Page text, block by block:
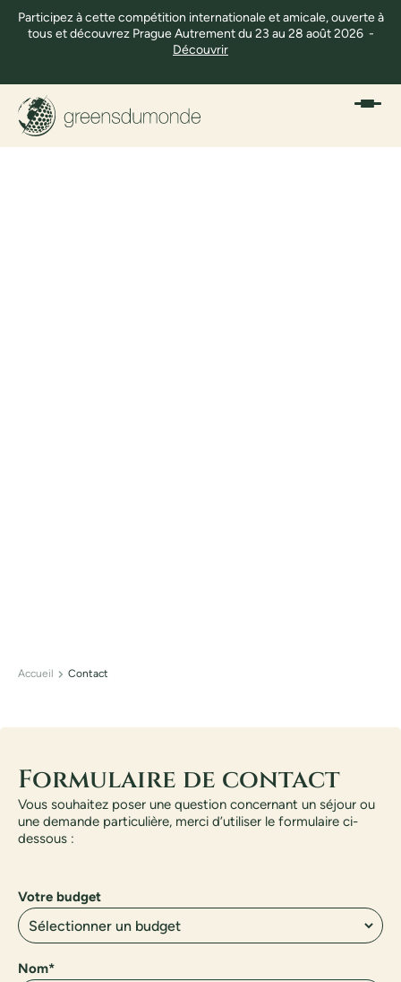
Participez à cette compétition internationale et amicale, ouverte à
tous et découvrez Prague Autrement du 23 au 28 août 2026 -
Découvrir
Accueil Contact
Formulaire de contact
Vous souhaitez poser une question concernant un séjour ou
une demande particulière, merci d’utiliser le formulaire ci-
dessous :
Nom*
Votre budget